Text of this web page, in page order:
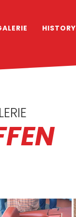
HISTORY